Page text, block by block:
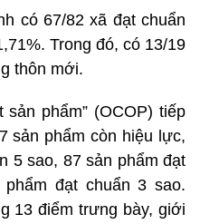
có 67/82 xã đạt chuẩn
Trong đó, có 13/19
thôn mới.
phẩm” (OCOP) tiếp
sản phẩm còn hiệu lực,
5 sao, 87 sản phẩm đạt
đạt chuẩn 3 sao.
13 điểm trưng bày, giới